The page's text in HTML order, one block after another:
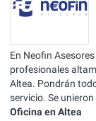
En Neofin
profesionales
Altea. Pondrán
servicio. Se
Oficina en Altea